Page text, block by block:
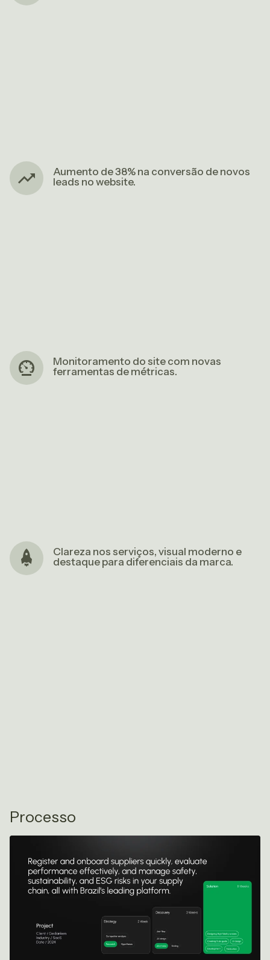
Aumento de 38% na conversão de novos
leads no website.
Monitoramento do site com novas
ferramentas de métricas.
Clareza nos serviços, visual moderno e
destaque para diferenciais da marca.
Processo